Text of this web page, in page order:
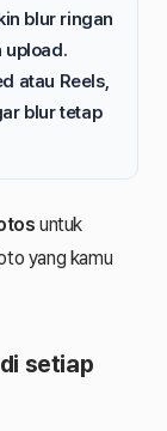
blur ringan
upload.
atau Reels,
blur tetap
untuk
yang kamu
setiap